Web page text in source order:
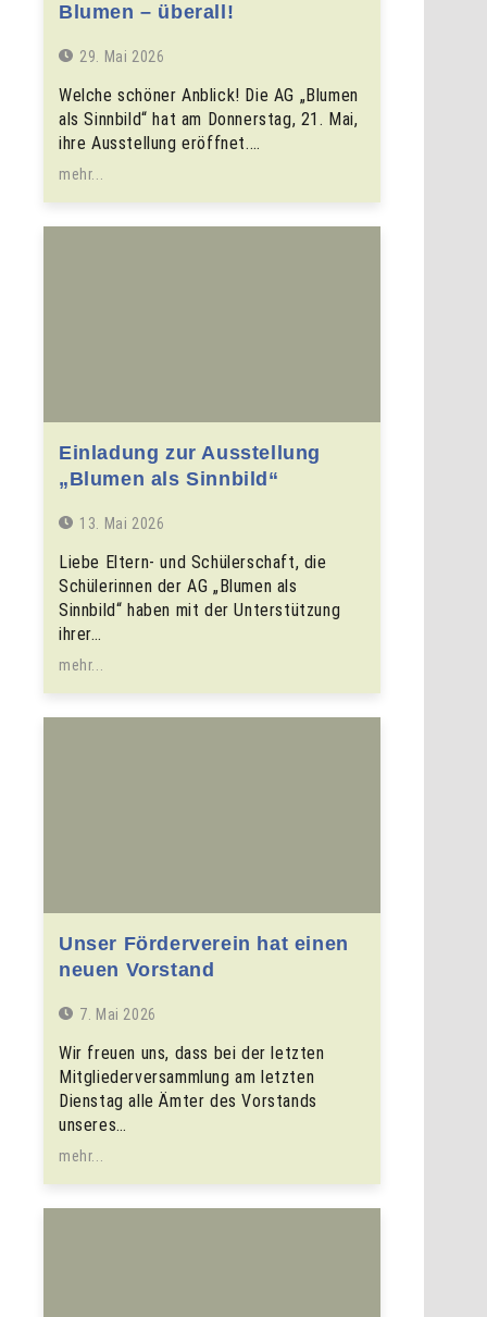
Blumen – überall!
29. Mai 2026
Welche schöner Anblick! Die AG „Blumen
als Sinnbild“ hat am Donnerstag, 21. Mai,
ihre Ausstellung eröffnet.…
mehr...
Einladung zur Ausstellung
„Blumen als Sinnbild“
13. Mai 2026
Liebe Eltern- und Schülerschaft, die
Schülerinnen der AG „Blumen als
Sinnbild“ haben mit der Unterstützung
ihrer…
mehr...
Unser Förderverein hat einen
neuen Vorstand
7. Mai 2026
Wir freuen uns, dass bei der letzten
Mitgliederversammlung am letzten
Dienstag alle Ämter des Vorstands
unseres…
mehr...